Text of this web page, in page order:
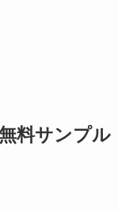
料サンプル